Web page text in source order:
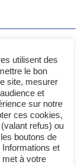
Valbonne
Grasse
06.fr
utilisent des
le bon
site, mesurer
et
sur notre
ces cookies,
refus) ou
boutons de
et
à votre